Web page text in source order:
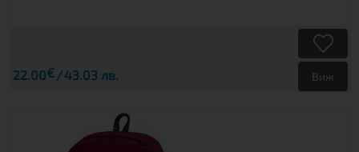
22.00€ 43.03 лв. Виж